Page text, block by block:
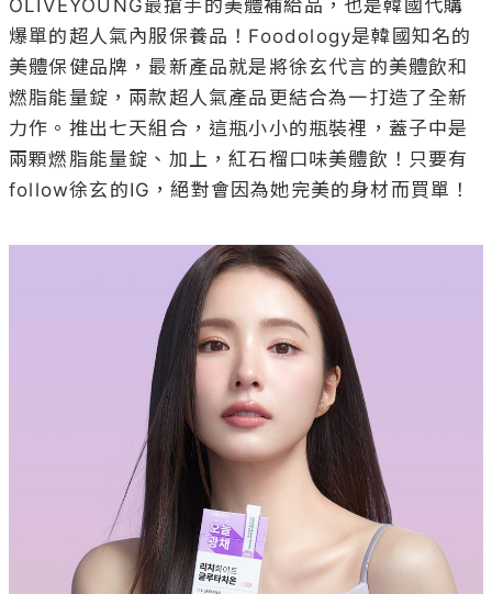
OLIVEYOUNG最搶手的美體補給品，也是韓國代購
爆單的超人氣內服保養品！Foodology是韓國知名的
美體保健品牌，最新產品就是將徐玄代言的美體飲和
燃脂能量錠，兩款超人氣產品更結合為一打造了全新
力作。推出七天組合，這瓶小小的瓶裝裡，蓋子中是
兩顆燃脂能量錠、加上，紅石榴口味美體飲！只要有
follow徐玄的IG，絕對會因為她完美的身材而買單！